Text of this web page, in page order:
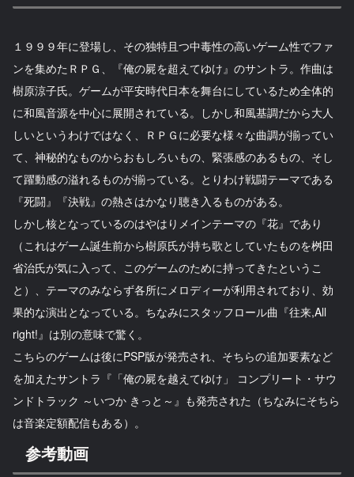
１９９９年に登場し、その独特且つ中毒性の高いゲーム性でファ
ンを集めたＲＰＧ、『俺の屍を超えてゆけ』のサントラ。作曲は
樹原涼子氏。 ゲームが平安時代日本を舞台にしているため全体的
に和風音源を中心に展開されている。しかし和風基調だから大人
しいというわけではなく、ＲＰＧに必要な様々な曲調が揃ってい
て、神秘的なものからおもしろいもの、緊張感のあるもの、そし
て躍動感の溢れるものが揃っている。とりわけ戦闘テーマである
『死闘』『決戦』の熱さはかなり聴き入るものがある。
しかし核となっているのはやはりメインテーマの『花』であり
（これはゲーム誕生前から樹原氏が持ち歌としていたものを桝田
省治氏が気に入って、このゲームのために持ってきたというこ
と）、テーマのみならず各所にメロディーが利用されており、効
果的な演出となっている。ちなみにスタッフロール曲『往来,All
right!』は別の意味で驚く。
こちらのゲームは後にPSP版が発売され、そちらの追加要素など
を加えたサントラ『「俺の屍を越えてゆけ」 コンプリート・サウ
ンドトラック ～いつか きっと～』も発売された（ちなみにそちら
は音楽定額配信もある）。
参考動画